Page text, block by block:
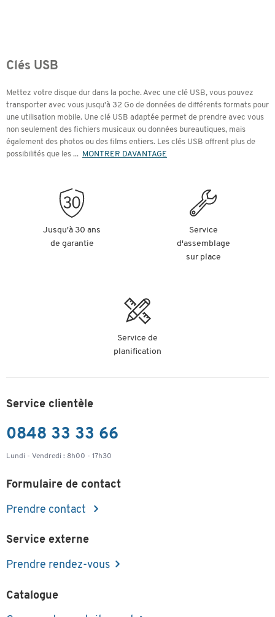
Clés USB
Mettez votre disque dur dans la poche. Avec une clé USB, vous pouvez
transporter avec vous jusqu'à 32 Go de données de différents formats pour
une utilisation mobile. Une clé USB adaptée permet de prendre avec vous
non seulement des fichiers musicaux ou données bureautiques, mais
également des photos ou des films entiers. Les clés USB offrent plus de
possibilités que les ... MONTRER DAVANTAGE
Jusqu'à 30 ans
de garantie
Service
d'assemblage
sur place
Service de
planification
Service clientèle
0848 33 33 66
Lundi - Vendredi : 8h00 - 17h30
Formulaire de contact
Prendre contact
Service externe
Prendre rendez-vous
Catalogue